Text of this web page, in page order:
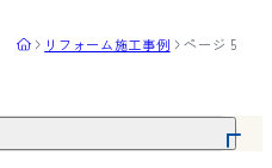
リフォーム施工事例 ページ 5